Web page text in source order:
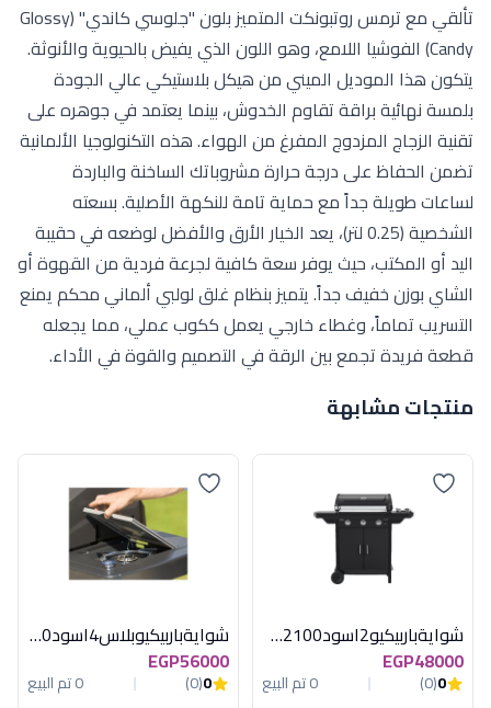
تألقي مع ترمس روتبونكت المتميز بلون "جلوسي كاندي" (Glossy
Candy) الفوشيا اللامع، وهو اللون الذي يفيض بالحيوية والأنوثة.
يتكون هذا الموديل الميني من هيكل بلاستيكي عالي الجودة
بلمسة نهائية براقة تقاوم الخدوش، بينما يعتمد في جوهره على
تقنية الزجاج المزدوج المفرغ من الهواء. هذه التكنولوجيا الألمانية
تضمن الحفاظ على درجة حرارة مشروباتك الساخنة والباردة
لساعات طويلة جداً مع حماية تامة للنكهة الأصلية. بسعته
الشخصية (0.25 لتر)، يعد الخيار الأرق والأفضل لوضعه في حقيبة
اليد أو المكتب، حيث يوفر سعة كافية لجرعة فردية من القهوة أو
الشاي بوزن خفيف جداً. يتميز بنظام غلق لولبي ألماني محكم يمنع
التسريب تماماً، وغطاء خارجي يعمل ككوب عملي، مما يجعله
قطعة فريدة تجمع بين الرقة في التصميم والقوة في الأداء.
منتجات مشابهة
شوايةباربيكيو2اسود2100سم مربعة كامبينجاز
EGP48000
0
(0)
0 تم البيع
شوايةباربيكيوبلاس4اسود3500سم مربعةكامبين
EGP56000
0
(0)
0 تم البيع